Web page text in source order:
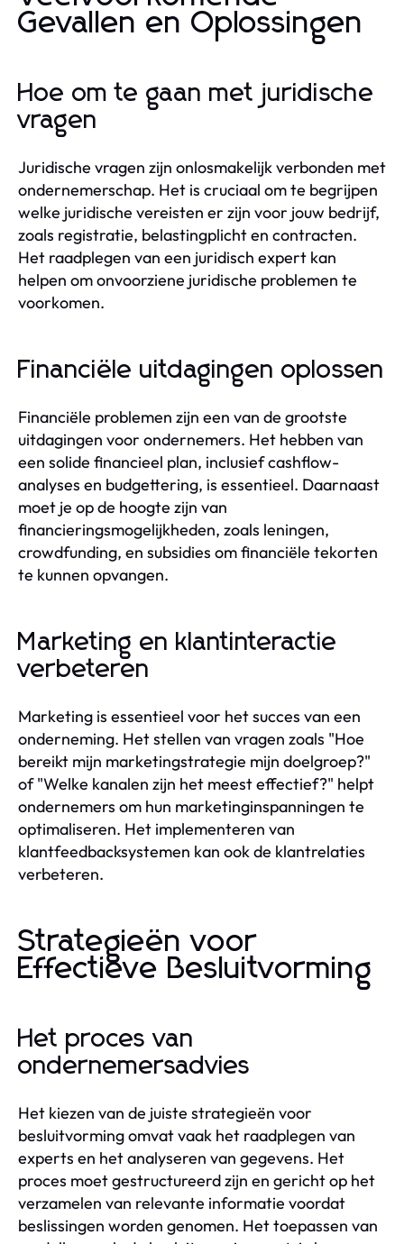
Gevallen en Oplossingen
Hoe om te gaan met juridische
vragen
Juridische vragen zijn onlosmakelijk verbonden met
ondernemerschap. Het is cruciaal om te begrijpen
welke juridische vereisten er zijn voor jouw bedrijf,
zoals registratie, belastingplicht en contracten.
Het raadplegen van een juridisch expert kan
helpen om onvoorziene juridische problemen te
voorkomen.
Financiële uitdagingen oplossen
Financiële problemen zijn een van de grootste
uitdagingen voor ondernemers. Het hebben van
een solide financieel plan, inclusief cashflow-
analyses en budgettering, is essentieel. Daarnaast
moet je op de hoogte zijn van
financieringsmogelijkheden, zoals leningen,
crowdfunding, en subsidies om financiële tekorten
te kunnen opvangen.
Marketing en klantinteractie
verbeteren
Marketing is essentieel voor het succes van een
onderneming. Het stellen van vragen zoals "Hoe
bereikt mijn marketingstrategie mijn doelgroep?"
of "Welke kanalen zijn het meest effectief?" helpt
ondernemers om hun marketinginspanningen te
optimaliseren. Het implementeren van
klantfeedbacksystemen kan ook de klantrelaties
verbeteren.
Strategieën voor
Effectieve Besluitvorming
Het proces van
ondernemersadvies
Het kiezen van de juiste strategieën voor
besluitvorming omvat vaak het raadplegen van
experts en het analyseren van gegevens. Het
proces moet gestructureerd zijn en gericht op het
verzamelen van relevante informatie voordat
beslissingen worden genomen. Het toepassen van